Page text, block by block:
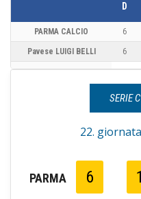
D
PARMA CALCIO 6
Pavese LUIGI BELLI 6
SERIE
22.
PARMA 6 1